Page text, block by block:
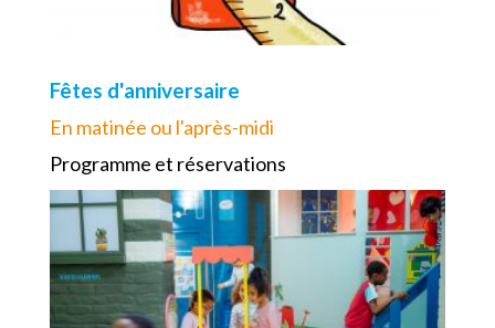
Fêtes d'anniversaire
En matinée ou l'après-midi
Programme et réservations